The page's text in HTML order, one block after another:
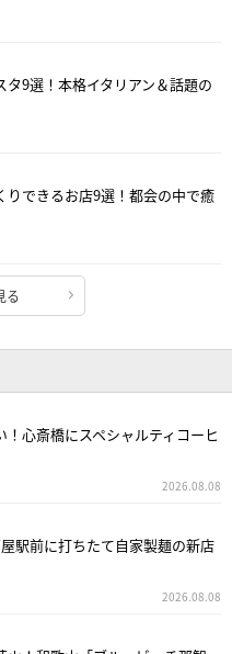
9選！本格イタリアン＆話題の
りできるお店9選！都会の中で癒
る
心斎橋にスペシャルティコーヒ
2026.08.08
駅前に打ちたて自家製麺の新店
2026.08.08